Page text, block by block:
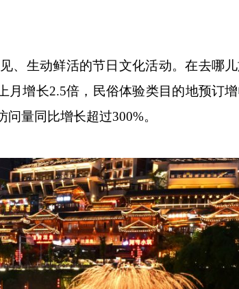
生动鲜活的节日文化活动。在去哪儿
月增长2.5倍，民俗体验类目的地预订
量同比增长超过300%。